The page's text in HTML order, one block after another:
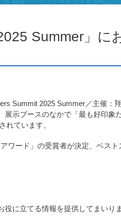
Summer」に
Summit 2025 Summer／主催：
示ブースのなかで「最も好印象
れています。
ワード」の受賞者が決定、ベス
に立てる情報を提供してまいりま